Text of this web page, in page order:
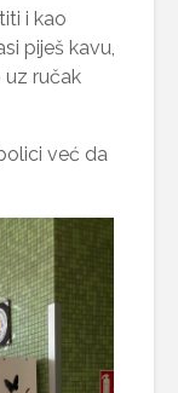
i kao
piješ kavu,
uz ručak
već da